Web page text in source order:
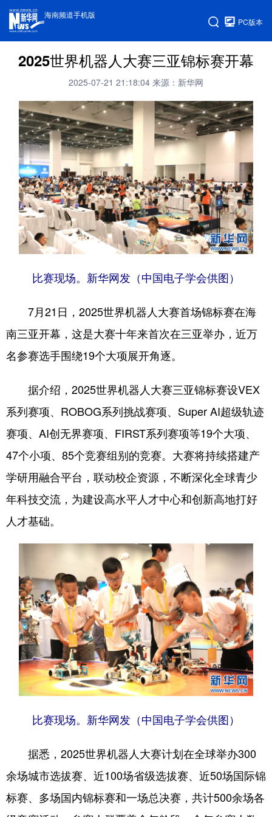
海南频道手机版
PC版本
2025世界机器人大赛三亚锦标赛开幕
2025-07-21 21:18:04 来源：新华网
比赛现场。新华网发（中国电子学会供图）
7月21日，2025世界机器人大赛首场锦标赛在海
南三亚开幕，这是大赛十年来首次在三亚举办，近万
名参赛选手围绕19个大项展开角逐。
据介绍，2025世界机器人大赛三亚锦标赛设VEX
系列赛项、ROBOG系列挑战赛项、Super AI超级轨迹
赛项、AI创无界赛项、FIRST系列赛项等19个大项、
47个小项、85个竞赛组别的竞赛。大赛将持续搭建产
学研用融合平台，联动校企资源，不断深化全球青少
年科技交流，为建设高水平人才中心和创新高地打好
人才基础。
比赛现场。新华网发（中国电子学会供图）
据悉，2025世界机器人大赛计划在全球举办300
余场城市选拔赛、近100场省级选拔赛、近50场国际锦
标赛、多场国内锦标赛和一场总决赛，共计500余场各